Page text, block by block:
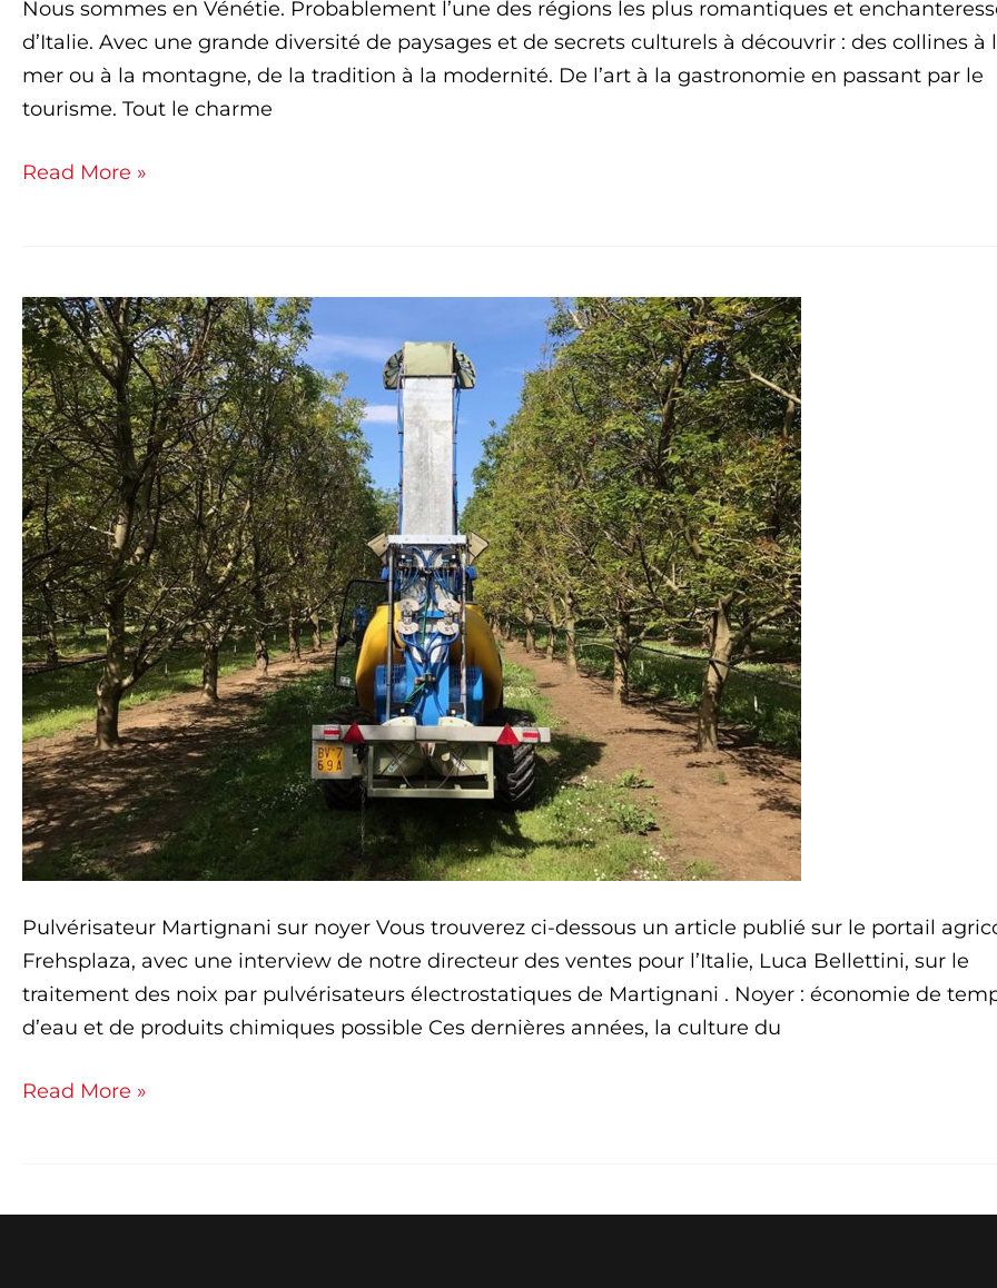
Nous sommes en Vénétie. Probablement l’une des régions les plus romantiques et
d’Italie. Avec une grande diversité de paysages et de secrets culturels à découvrir : des collines à
mer ou à la montagne, de la tradition à la modernité. De l’art à la gastronomie en passant par le
tourisme. Tout le charme
Read More »
Pulvérisateur Martignani sur noyer Vous trouverez ci-dessous un article publié sur le portail
Frehsplaza, avec une interview de notre directeur des ventes pour l’Italie, Luca Bellettini, sur le
traitement des noix par pulvérisateurs électrostatiques de Martignani . Noyer : économie de
d’eau et de produits chimiques possible Ces dernières années, la culture du
Noyer
:
économiser
du
temps,
de
l’eau
et
des
produits
chimiques
est
possible
avec
Martignani
Read More »